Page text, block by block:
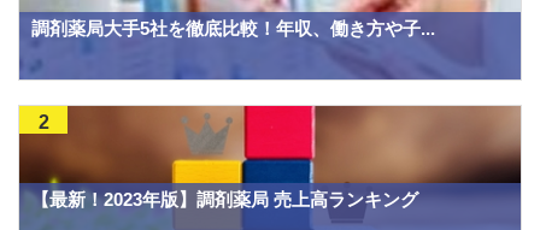
調剤薬局大手5社を徹底比較！年収、働き方や子...
【最新！2023年版】調剤薬局 売上高ランキング
2